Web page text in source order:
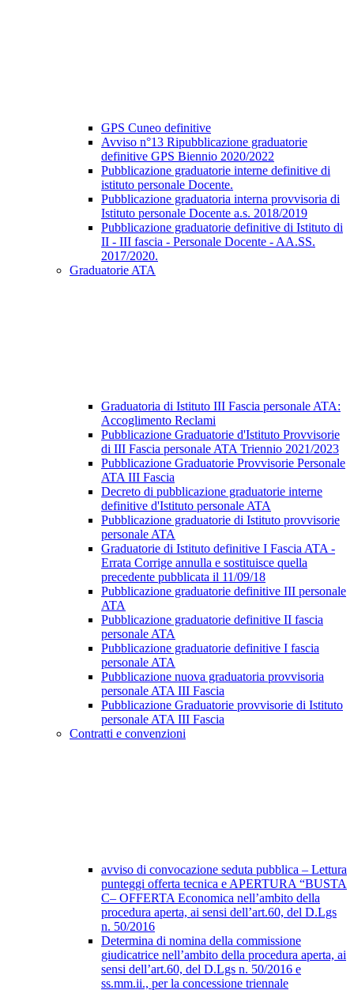
GPS Cuneo definitive
Avviso n°13 Ripubblicazione graduatorie
definitive GPS Biennio 2020/2022
Pubblicazione graduatorie interne definitive di
istituto personale Docente.
Pubblicazione graduatoria interna provvisoria di
Istituto personale Docente a.s. 2018/2019
Pubblicazione graduatorie definitive di Istituto di
II - III fascia - Personale Docente - AA.SS.
2017/2020.
Graduatorie ATA
Graduatoria di Istituto III Fascia personale ATA:
Accoglimento Reclami
Pubblicazione Graduatorie d'Istituto Provvisorie
di III Fascia personale ATA Triennio 2021/2023
Pubblicazione Graduatorie Provvisorie Personale
ATA III Fascia
Decreto di pubblicazione graduatorie interne
definitive d'Istituto personale ATA
Pubblicazione graduatorie di Istituto provvisorie
personale ATA
Graduatorie di Istituto definitive I Fascia ATA -
Errata Corrige annulla e sostituisce quella
precedente pubblicata il 11/09/18
Pubblicazione graduatorie definitive III personale
ATA
Pubblicazione graduatorie definitive II fascia
personale ATA
Pubblicazione graduatorie definitive I fascia
personale ATA
Pubblicazione nuova graduatoria provvisoria
personale ATA III Fascia
Pubblicazione Graduatorie provvisorie di Istituto
personale ATA III Fascia
Contratti e convenzioni
avviso di convocazione seduta pubblica – Lettura
punteggi offerta tecnica e APERTURA “BUSTA
C– OFFERTA Economica nell’ambito della
procedura aperta, ai sensi dell’art.60, del D.Lgs
n. 50/2016
Determina di nomina della commissione
giudicatrice nell’ambito della procedura aperta, ai
sensi dell’art.60, del D.Lgs n. 50/2016 e
ss.mm.ii., per la concessione triennale